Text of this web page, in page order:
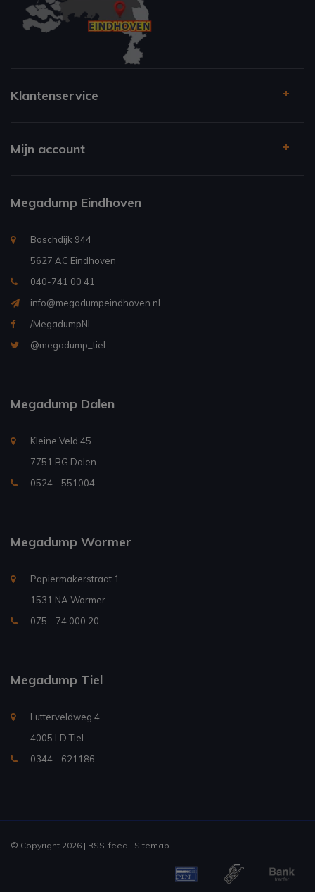
Klantenservice
Mijn account
Megadump Eindhoven
Boschdijk 944
5627 AC Eindhoven
040-741 00 41
info@megadumpeindhoven.nl
/MegadumpNL
@megadump_tiel
Megadump Dalen
Kleine Veld 45
7751 BG Dalen
0524 - 551004
Megadump Wormer
Papiermakerstraat 1
1531 NA Wormer
075 - 74 000 20
Megadump Tiel
Lutterveldweg 4
4005 LD Tiel
0344 - 621186
© Copyright 2026 | RSS-feed | Sitemap